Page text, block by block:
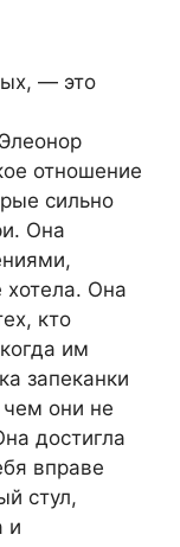
— это
отношение
сильно
Она
хотела. Она
кто
им
запеканки
чем они не
достигла
вправе
стул,
и